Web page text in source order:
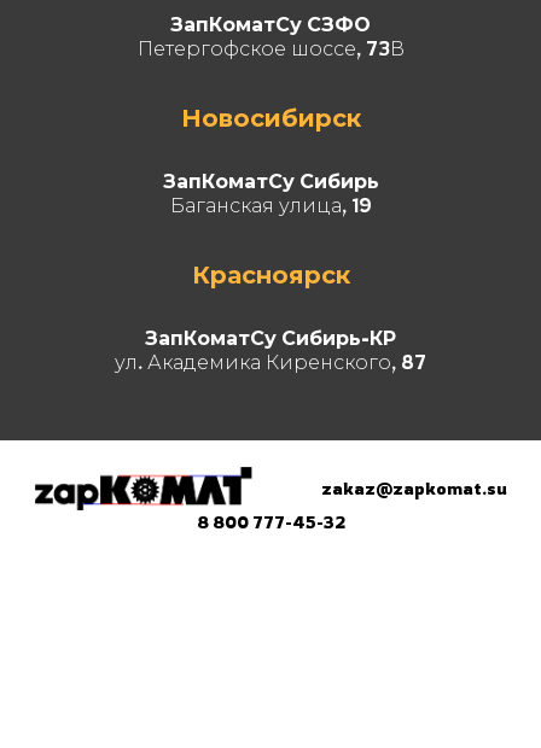
ЗапКоматСу СЗФО
Петергофское шоссе, 73В
Новосибирск
ЗапКоматСу Сибирь
Баганская улица, 19
Красноярск
ЗапКоматСу Сибирь-КР
ул. Академика Киренского, 87
zakaz@zapkomat.su
8 800 777-45-32